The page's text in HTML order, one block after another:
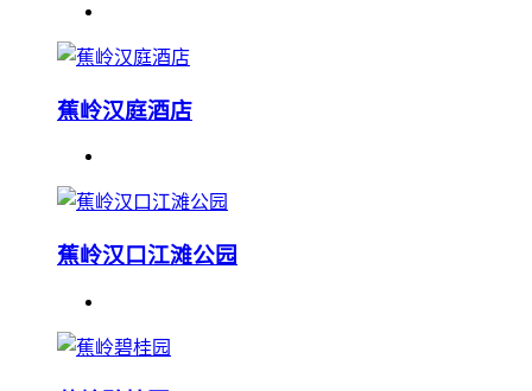
蕉岭汉庭酒店
蕉岭汉口江滩公园